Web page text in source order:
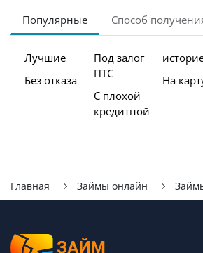
Популярные Способ
Лучшие
Без отказа
Под залог
ПТС
С плохой
кредитной
На
Главная Займы онлайн